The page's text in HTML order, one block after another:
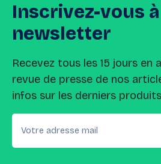
Inscrivez-vous à
newsletter
Recevez tous les 15 jours en
revue de presse de nos
infos sur les derniers